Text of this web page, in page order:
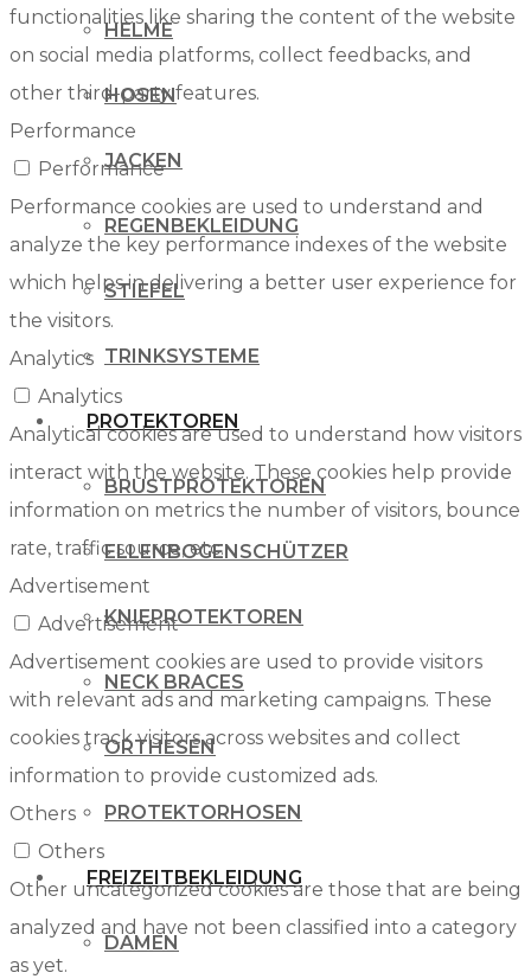
HELME
HOSEN
JACKEN
REGENBEKLEIDUNG
STIEFEL
TRINKSYSTEME
PROTEKTOREN
BRUSTPROTEKTOREN
ELLENBOGENSCHÜTZER
KNIEPROTEKTOREN
NECK BRACES
ORTHESEN
PROTEKTORHOSEN
FREIZEITBEKLEIDUNG
DAMEN
functionalities like sharing the content of the website
on social media platforms, collect feedbacks, and
other third-party features.
Performance
Performance
Performance cookies are used to understand and
analyze the key performance indexes of the website
which helps in delivering a better user experience for
the visitors.
Analytics
Analytics
Analytical cookies are used to understand how visitors
interact with the website. These cookies help provide
information on metrics the number of visitors, bounce
rate, traffic source, etc.
Advertisement
Advertisement
Advertisement cookies are used to provide visitors
with relevant ads and marketing campaigns. These
cookies track visitors across websites and collect
information to provide customized ads.
Others
Others
Other uncategorized cookies are those that are being
analyzed and have not been classified into a category
as yet.